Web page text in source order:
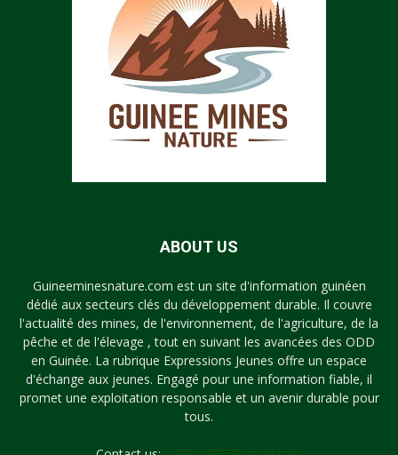
ABOUT US
Guineeminesnature.com est un site d'information guinéen
dédié aux secteurs clés du développement durable. Il couvre
l'actualité des mines, de l'environnement, de l'agriculture, de la
pêche et de l'élevage , tout en suivant les avancées des ODD
en Guinée. La rubrique Expressions Jeunes offre un espace
d'échange aux jeunes. Engagé pour une information fiable, il
promet une exploitation responsable et un avenir durable pour
tous.